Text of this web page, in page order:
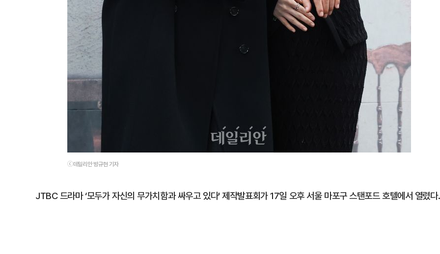
ⓒ데일리안 방규현 기자
JTBC 드라마 ‘모두가 자신의 무가치함과 싸우고 있다' 제작발표회가 17일 오후 서울 마포구 스탠포드 호텔에서 열렸다.